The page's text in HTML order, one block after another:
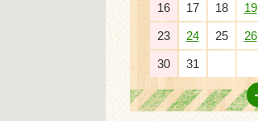
16 17 18 19
23 24 25 26
30 31